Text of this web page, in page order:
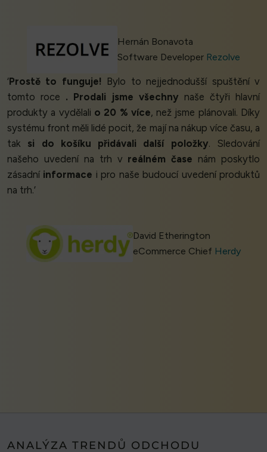
Hernán Bonavota
Software Developer Rezolve
‘Prostě to funguje! Bylo to nejjednodušší spuštění v
tomto roce . Prodali jsme všechny naše čtyři hlavní
produkty a vydělali o 20 % více, než jsme plánovali. Díky
systému front měli lidé pocit, že mají na nákup více času, a
tak si do košíku přidávali další položky. Sledování
našeho uvedení na trh v reálném čase nám poskytlo
zásadní informace i pro naše budoucí uvedení produktů
na trh.’
David Etherington
eCommerce Chief Herdy
ANALÝZA TRENDŮ ODCHODU